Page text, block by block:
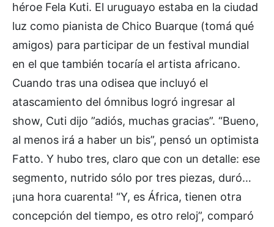
héroe Fela Kuti. El uruguayo estaba en la ciudad
luz como pianista de Chico Buarque (tomá qué
amigos) para participar de un festival mundial
en el que también tocaría el artista africano.
Cuando tras una odisea que incluyó el
atascamiento del ómnibus logró ingresar al
show, Cuti dijo ”adiós, muchas gracias”. “Bueno,
al menos irá a haber un bis”, pensó un optimista
Fatto. Y hubo tres, claro que con un detalle: ese
segmento, nutrido sólo por tres piezas, duró…
¡una hora cuarenta! “Y, es África, tienen otra
concepción del tiempo, es otro reloj”, comparó